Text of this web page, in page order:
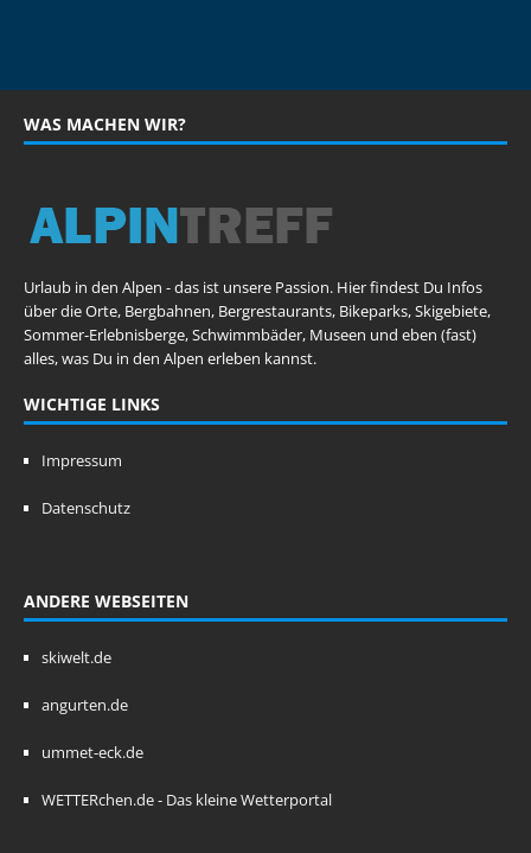
WAS MACHEN WIR?
Urlaub in den Alpen - das ist unsere Passion. Hier findest Du Infos
über die Orte, Bergbahnen, Bergrestaurants, Bikeparks, Skigebiete,
Sommer-Erlebnisberge, Schwimmbäder, Museen und eben (fast)
alles, was Du in den Alpen erleben kannst.
WICHTIGE LINKS
Impressum
Datenschutz
ANDERE WEBSEITEN
skiwelt.de
angurten.de
ummet-eck.de
WETTERchen.de - Das kleine Wetterportal